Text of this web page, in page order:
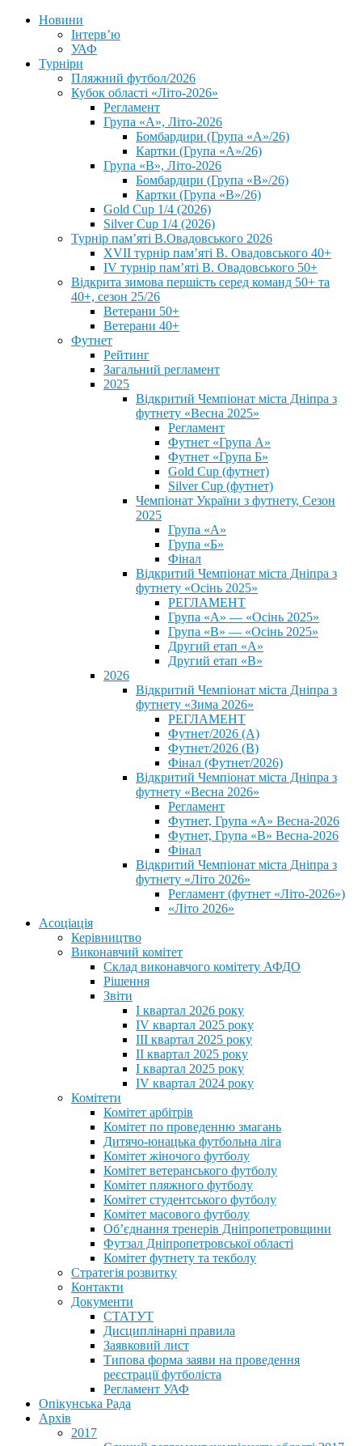
Новини
Інтерв’ю
УАФ
Турніри
Пляжний футбол/2026
Кубок області «Літо-2026»
Регламент
Група «А», Літо-2026
Бомбардири (Група «А»/26)
Картки (Група «А»/26)
Група «В», Літо-2026
Бомбардири (Група «В»/26)
Картки (Група «В»/26)
Gold Cup 1/4 (2026)
Silver Cup 1/4 (2026)
Турнір пам’яті В.Овадовського 2026
XVII турнір пам’яті В. Овадовського 40+
IV турнір пам’яті В. Овадовського 50+
Відкрита зимова першість серед команд 50+ та
40+, сезон 25/26
Ветерани 50+
Ветерани 40+
Футнет
Рейтинг
Загальний регламент
2025
Відкритий Чемпіонат міста Дніпра з
футнету «Весна 2025»
Регламент
Футнет «Група А»
Футнет «Група Б»
Gold Cup (футнет)
Silver Cup (футнет)
Чемпіонат України з футнету, Сезон
2025
Група «А»
Група «Б»
Фінал
Відкритий Чемпіонат міста Дніпра з
футнету «Осінь 2025»
РЕГЛАМЕНТ
Група «А» — «Осінь 2025»
Група «В» — «Осінь 2025»
Другий етап «А»
Другий етап «В»
2026
Відкритий Чемпіонат міста Дніпра з
футнету «Зима 2026»
РЕГЛАМЕНТ
Футнет/2026 (А)
Футнет/2026 (В)
Фінал (Футнет/2026)
Відкритий Чемпіонат міста Дніпра з
футнету «Весна 2026»
Регламент
Футнет, Група «А» Весна-2026
Футнет, Група «В» Весна-2026
Фінал
Відкритий Чемпіонат міста Дніпра з
футнету «Літо 2026»
Регламент (футнет «Літо-2026»)
«Літо 2026»
Асоціація
Керівництво
Виконавчий комітет
Склад виконавчого комітету АФДО
Рішення
Звіти
I квартал 2026 року
IV квартал 2025 року
III квартал 2025 року
II квартал 2025 року
I квартал 2025 року
IV квартал 2024 року
Комітети
Комітет арбітрів
Комітет по проведенню змагань
Дитячо-юнацька футбольна ліга
Комітет жіночого футболу
Комітет ветеранського футболу
Комітет пляжного футболу
Комітет студентського футболу
Комітет масового футболу
Обʼєднання тренерів Дніпропетровщини
Футзал Дніпропетровської області
Комітет футнету та текболу
Стратегія розвитку
Контакти
Документи
СТАТУТ
Дисциплінарні правила
Заявковий лист
Типова форма заяви на проведення
реєстрації футболіста
Регламент УАФ
Опікунська Рада
Архів
2017